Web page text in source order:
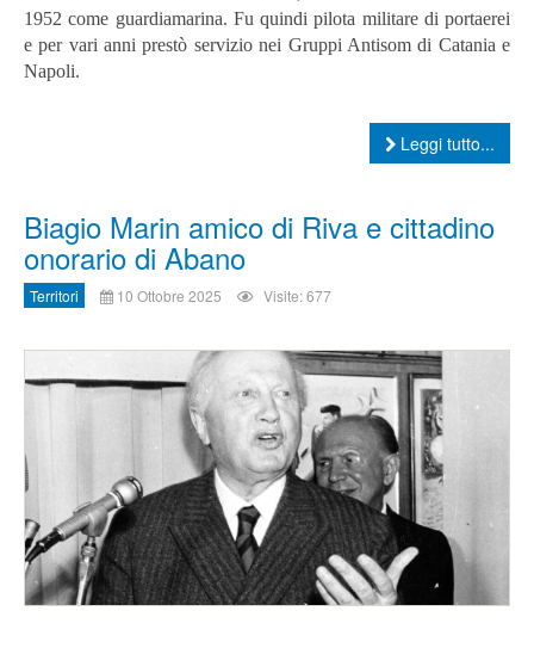
1952 come guardiamarina. Fu quindi pilota militare di portaerei
e per vari anni prestò servizio nei Gruppi Antisom di Catania e
Napoli.
Leggi tutto...
Biagio Marin amico di Riva e cittadino
onorario di Abano
Territori 10 Ottobre 2025 Visite: 677